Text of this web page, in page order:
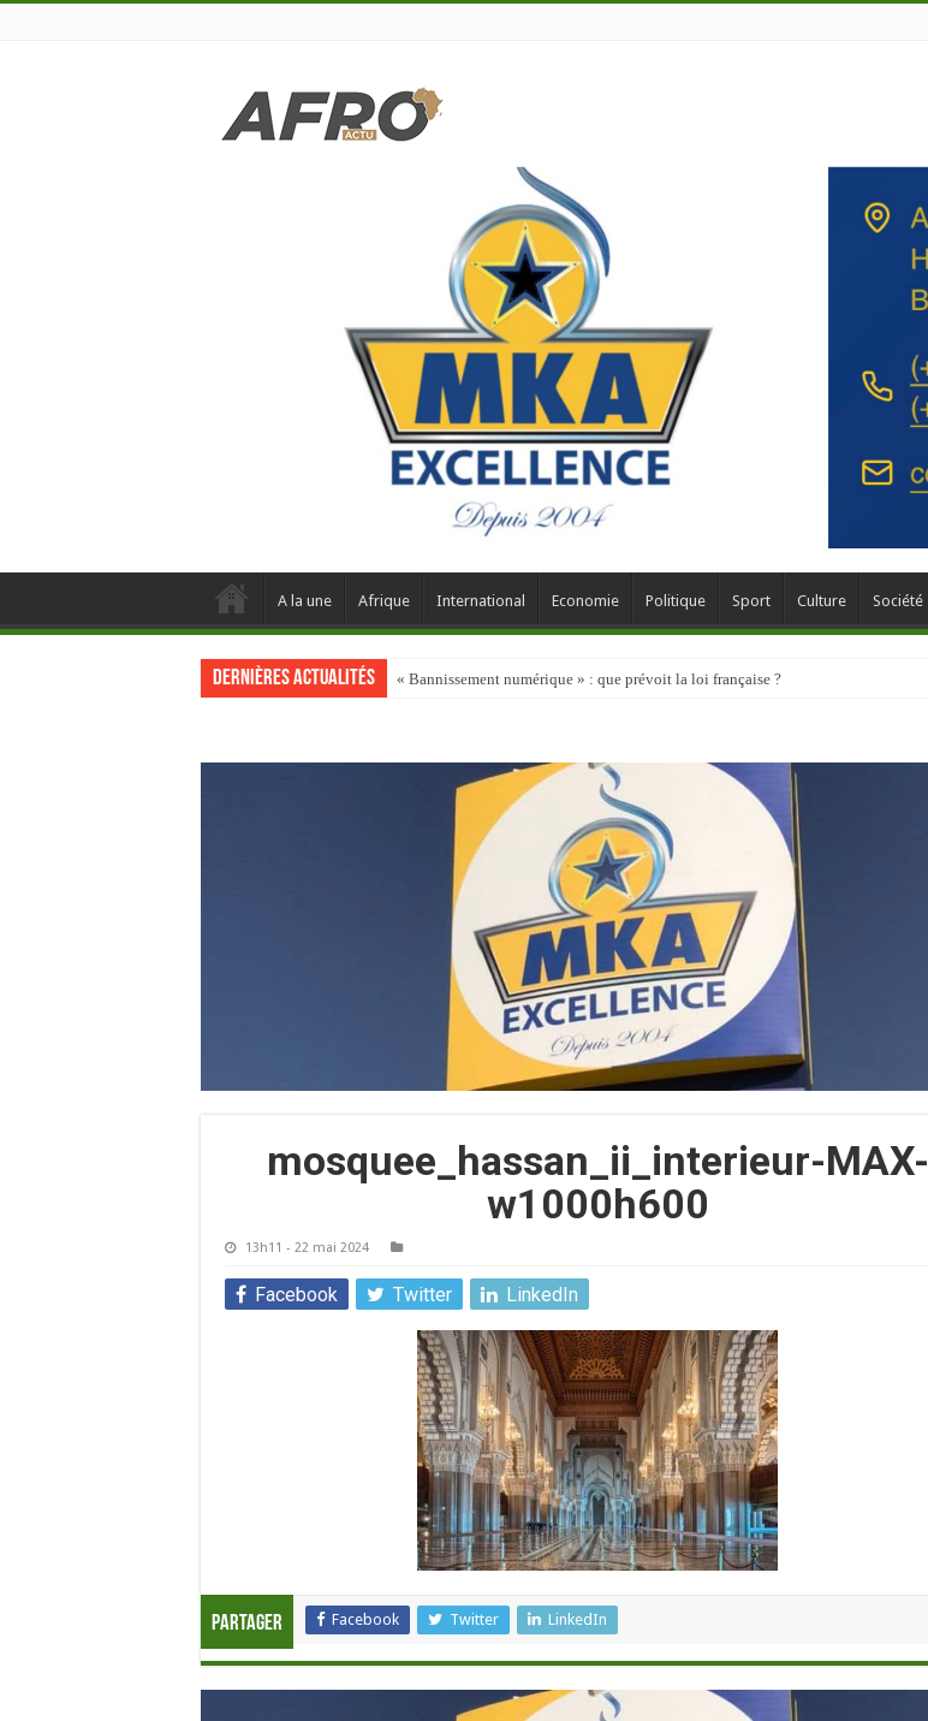
A la une Afrique International Economie Politique Sport Culture Société
Dernières actualités « Bannissement numérique » : que prévoit la loi française ?
mosquee_hassan_ii_interieur-MAX-
w1000h600
13h11 - 22 mai 2024
Facebook Twitter LinkedIn
Partager Facebook Twitter LinkedIn